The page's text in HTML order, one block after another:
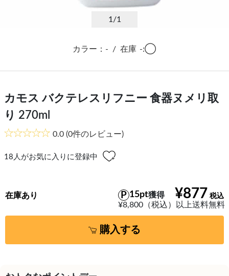
1/1
カラー：- / 在庫 -:◯
カモス バクテレスリフニー 食器ヌメリ取
り 270ml
0.0 (0件のレビュー)
18 人がお気に入りに登録中
¥877
15pt獲得
¥8,800（税込）以上送料無料
在庫あり
購入する